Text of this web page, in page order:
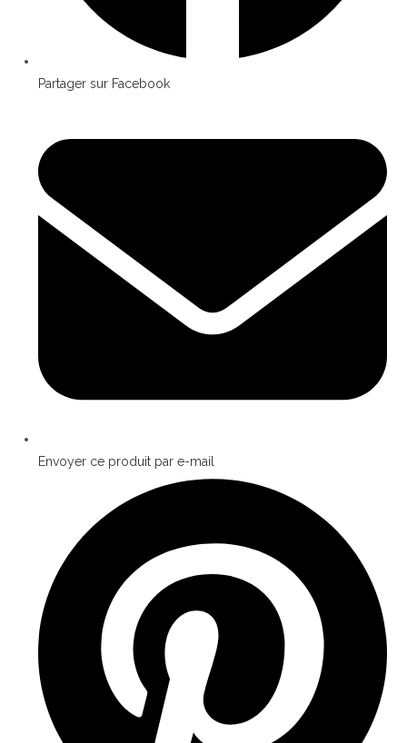
Partager sur Facebook
Envoyer ce produit par e-mail